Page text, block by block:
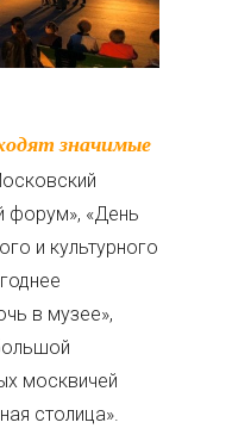
форум», «День
и культурного
в музее»,
москвичей
столица».